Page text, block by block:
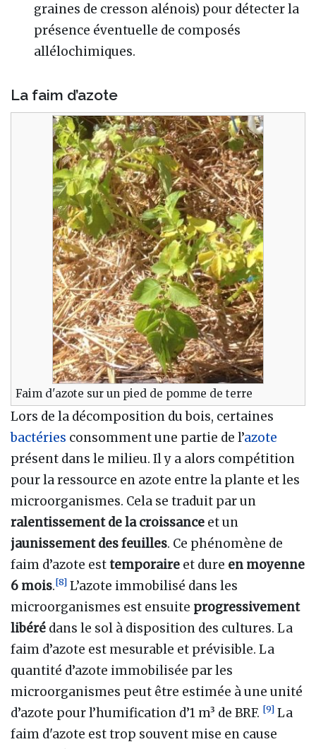
graines de cresson alénois) pour détecter la
présence éventuelle de composés
allélochimiques.
La faim d’azote
Faim d'azote sur un pied de pomme de terre
Lors de la décomposition du bois, certaines
bactéries consomment une partie de l’azote
présent dans le milieu. Il y a alors compétition
pour la ressource en azote entre la plante et les
microorganismes. Cela se traduit par un
ralentissement de la croissance et un
jaunissement des feuilles. Ce phénomène de
faim d’azote esttemporaire et dure en moyenne
6 mois.[8] L’azote immobilisé dans les
microorganismes est ensuite progressivement
libéré dans le sol à disposition des cultures. La
faim d’azote est mesurable et prévisible. La
quantité d’azote immobilisée par les
microorganismes peut être estimée à une unité
d’azote pour l’humification d’1 m³ de BRF. [9] La
faim d'azote est trop souvent mise en cause